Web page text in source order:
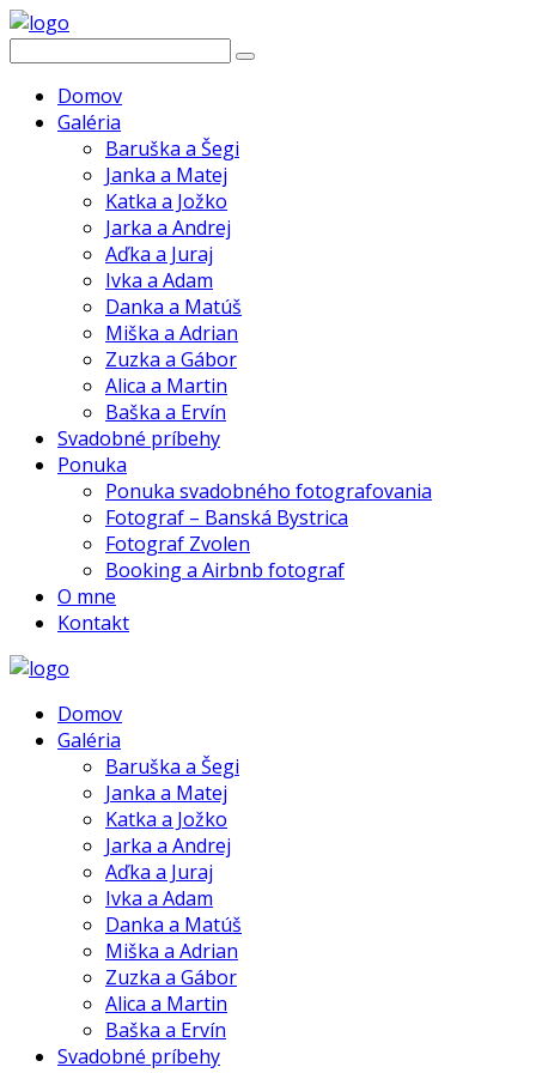
Domov
Galéria
Baruška a Šegi
Janka a Matej
Katka a Jožko
Jarka a Andrej
Aďka a Juraj
Ivka a Adam
Danka a Matúš
Miška a Adrian
Zuzka a Gábor
Alica a Martin
Baška a Ervín
Svadobné príbehy
Ponuka
Ponuka svadobného fotografovania
Fotograf – Banská Bystrica
Fotograf Zvolen
Booking a Airbnb fotograf
O mne
Kontakt
Domov
Galéria
Baruška a Šegi
Janka a Matej
Katka a Jožko
Jarka a Andrej
Aďka a Juraj
Ivka a Adam
Danka a Matúš
Miška a Adrian
Zuzka a Gábor
Alica a Martin
Baška a Ervín
Svadobné príbehy